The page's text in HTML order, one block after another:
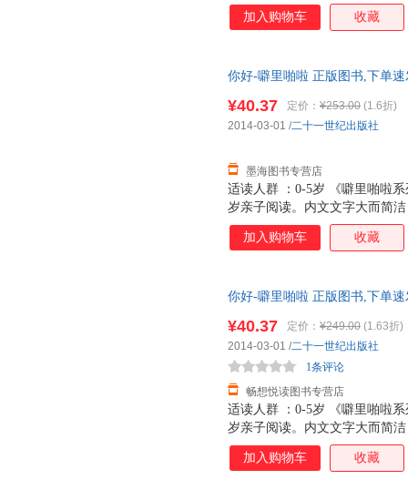
张诱人，而且采用了一些局部
面，让人看到图画内部的东西
小插页，图案可以根据翻和不
次重复着生活场景，加强宝宝
能力 2. 建立宝宝良好的行为习
加入购物车 收藏
你好-噼里啪啦 正版图书,下单
适读人群 ：0-5岁 《噼里啪啦
岁亲子阅读。内文文字大而简
趣的整页大图，书中的图形不
式，在书页中可以不时翻开一
子看，更能让自己孩子动手“玩
可爱的形象，更加生动活泼，
宝宝记忆。 对宝宝有这些帮助
¥40.37 定价： ¥253.00 (1.6折)
墨海图书专营店
2014-03-01 /二十一世纪出版社
加入购物车 收藏
你好-噼里啪啦 正版图书,下单
适读人群 ：0-5岁 《噼里啪啦
岁亲子阅读。内文文字大而简
趣的整页大图，书中的图形不
式，在书页中可以不时翻开一
¥40.37 定价： ¥249.00 (1.63折)
畅想悦读图书专营店
1条评论
2014-03-01 /二十一世纪出版社
加入购物车 收藏